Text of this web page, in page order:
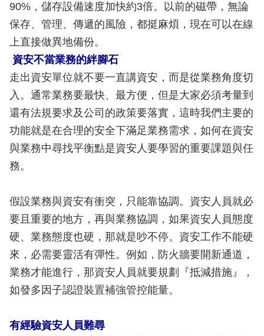
90%，儲存設備速度加快約3倍。以前的磁帶，無論
保存、管理、傳遞的風險，都挺麻煩，現在可以在線
上直接做異地備份。
資安不當業務的絆腳石
走出資安單位就不要一直講資安，而是從業務角度切
入。通常業務要最快、最方便，但是大家必須考量到
還有法規要求及公司的政策要落實，這時我們主要的
功能就是在合理的安全下滿足業務需求，如何在資安
與業務中尋找平衡點是資安人要學習的重要課題與任
務。
假設業務與資安有衝突，只能靠協調。資安人員就必
要且重要的地方，再與業務協調，如果資安人員態度
硬、業務態度也硬，那就是吵不停。資安工作不能硬
來，必需要靈活有彈性。例如，防火牆要開新通道，
業務才能進行，那資安人員就要規劃『抵減措施』，
如發多因子認證裝置補強管控能量。
有經驗資安人員難尋